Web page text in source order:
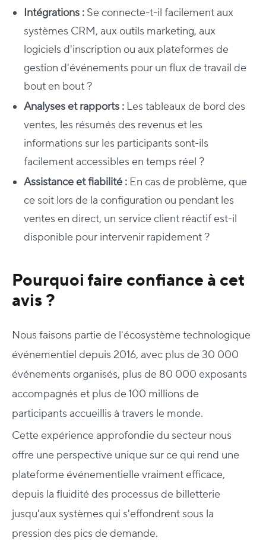
Intégrations : Se connecte-t-il facilement aux
systèmes CRM, aux outils marketing, aux
logiciels d'inscription ou aux plateformes de
gestion d'événements pour un flux de travail de
bout en bout ?
Analyses et rapports : Les tableaux de bord des
ventes, les résumés des revenus et les
informations sur les participants sont-ils
facilement accessibles en temps réel ?
Assistance et fiabilité : En cas de problème, que
ce soit lors de la configuration ou pendant les
ventes en direct, un service client réactif est-il
disponible pour intervenir rapidement ?
Pourquoi faire confiance à cet
avis ?
Nous faisons partie de l'écosystème technologique
événementiel depuis 2016, avec plus de 30 000
événements organisés, plus de 80 000 exposants
accompagnés et plus de 100 millions de
participants accueillis à travers le monde.
Cette expérience approfondie du secteur nous
offre une perspective unique sur ce qui rend une
plateforme événementielle vraiment efficace,
depuis la fluidité des processus de billetterie
jusqu'aux systèmes qui s'effondrent sous la
pression des pics de demande.